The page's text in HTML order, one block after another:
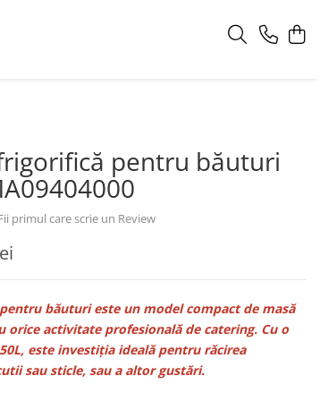
pentru băuturi
primul care scrie un Review
băuturi este un model compact de masă
activitate profesională de catering. Cu o
este investiția ideală pentru răcirea
sau sticle, sau a altor gustări.